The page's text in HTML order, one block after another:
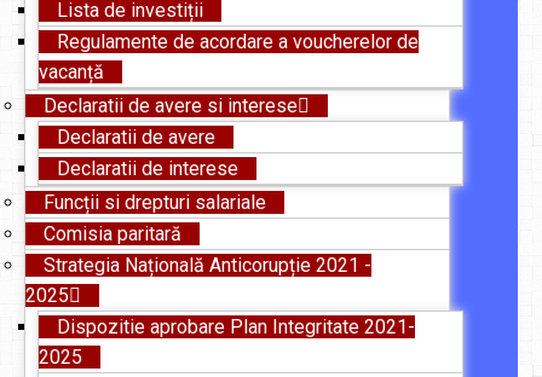
Lista de investiții
Regulamente de acordare a voucherelor de
vacanță
Declaratii de avere si interese
Declaratii de avere
Declaratii de interese
Funcții si drepturi salariale
Comisia paritară
Strategia Națională Anticorupție 2021 -
2025
Dispozitie aprobare Plan Integritate 2021-
2025